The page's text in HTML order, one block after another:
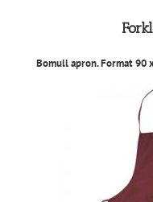
Bomull apron. Format 90